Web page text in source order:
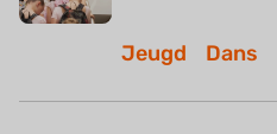
Jeugd Dans